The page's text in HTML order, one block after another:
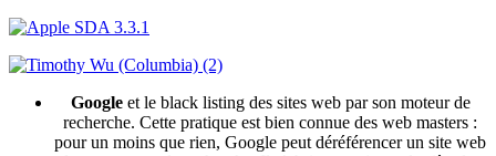
Google et le black listing des sites web par son moteur de
recherche. Cette pratique est bien connue des web masters :
pour un moins que rien, Google peut déréférencer un site web